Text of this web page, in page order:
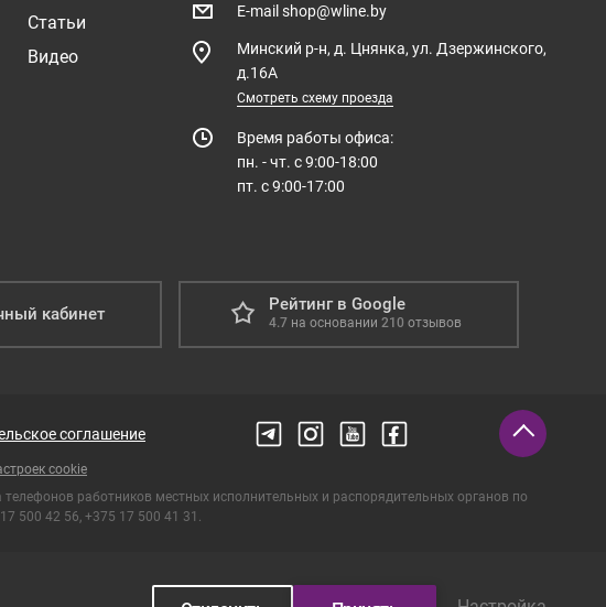
Статьи
Видео
E-mail shop@wline.by
Минский р-н, д. Цнянка, ул. Дзержинского,
д.16А
Смотреть схему проезда
Время работы офиса:
пн. - чт. с 9:00-18:00
пт. с 9:00-17:00
кабинет Рейтинг в Google
4.7 на основании 210 отзывов
соглашение
cookie
работников местных исполнительных и распорядительных органов по
500 42 56, +375 17 500 41 31.